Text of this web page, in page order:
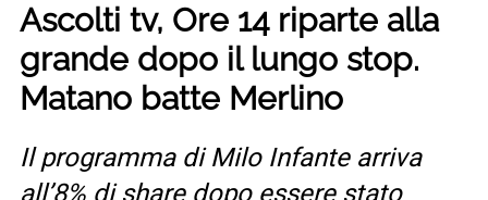
Ascolti tv, Ore 14 riparte alla
grande dopo il lungo stop.
Matano batte Merlino
Il programma di Milo Infante arriva